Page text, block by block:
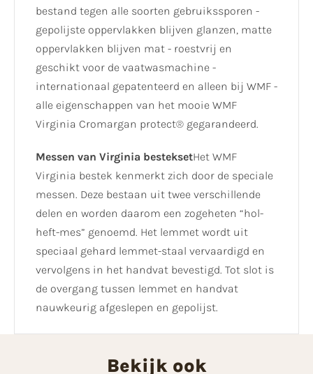
bestand tegen alle soorten gebruikssporen -
gepolijste oppervlakken blijven glanzen, matte
oppervlakken blijven mat - roestvrij en
geschikt voor de vaatwasmachine -
internationaal gepatenteerd en alleen bij WMF -
alle eigenschappen van het mooie WMF
Virginia Cromargan protect® gegarandeerd.
Messen van Virginia besteksetHet WMF
Virginia bestek kenmerkt zich door de speciale
messen. Deze bestaan uit twee verschillende
delen en worden daarom een zogeheten “hol-
heft-mes” genoemd. Het lemmet wordt uit
speciaal gehard lemmet-staal vervaardigd en
vervolgens in het handvat bevestigd. Tot slot is
de overgang tussen lemmet en handvat
nauwkeurig afgeslepen en gepolijst.
Bekijk ook